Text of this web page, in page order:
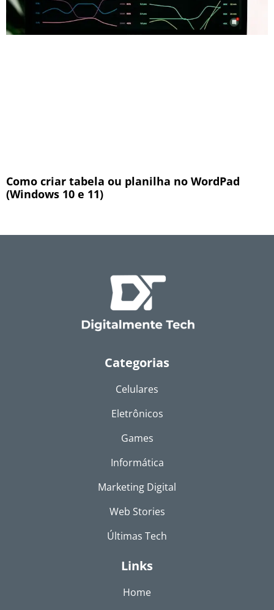
Como criar tabela ou planilha no WordPad
(Windows 10 e 11)
Categorias
Celulares
Eletrônicos
Games
Informática
Marketing Digital
Web Stories
Últimas Tech
Links
Home